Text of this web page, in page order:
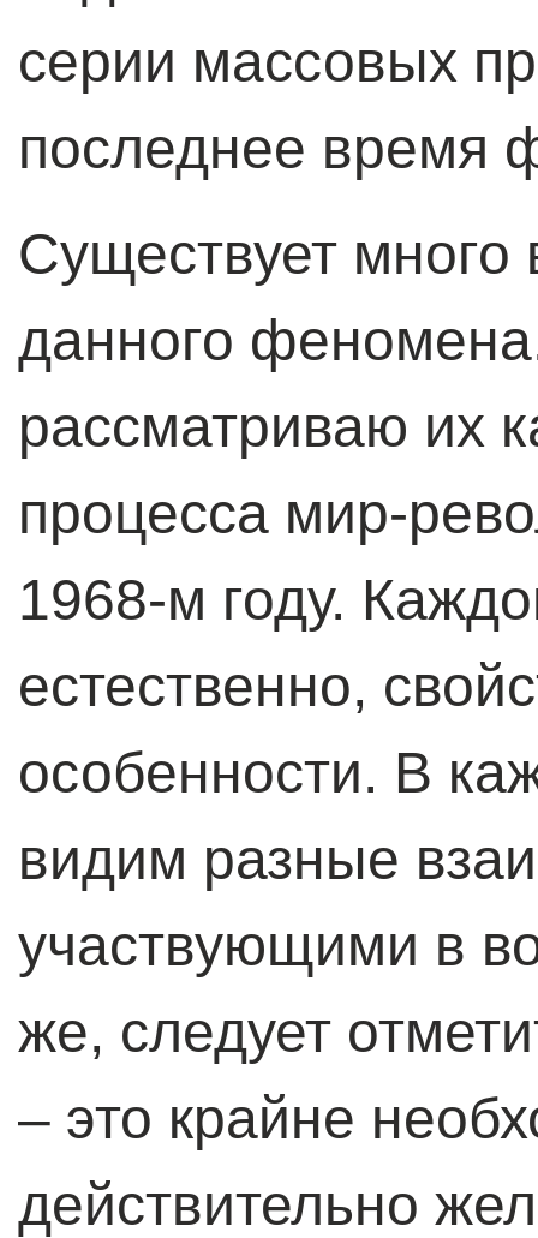
серии массовых
последнее время
Существует много
данного
рассматриваю их
процесса мир-
1968-м году.
естественно,
особенности. В
видим разные
участвующими в
же, следует
– это крайне
действительно